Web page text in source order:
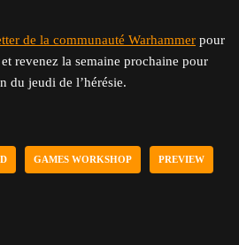
de la communauté Warhammer pour
revenez la semaine prochaine pour
du jeudi de l’hérésie.
GAMES WORKSHOP PREVIEW